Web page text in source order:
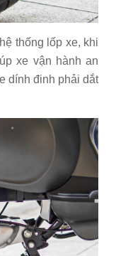
thống lốp xe, khi
xe vận hành an
dính đinh phải dắt